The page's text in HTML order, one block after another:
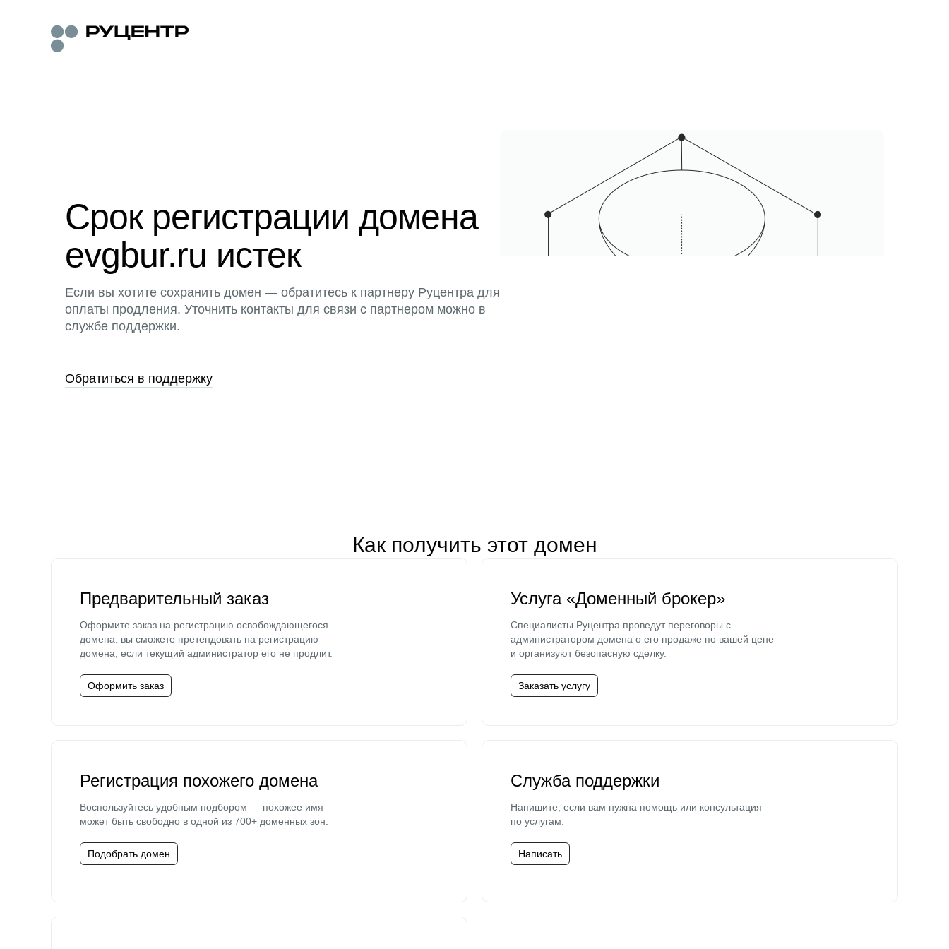
Срок регистрации домена
evgbur.ru истек
Если вы хотите сохранить домен — обратитесь к партнеру Руцентра для
оплаты продления. Уточнить контакты для связи с партнером можно в
службе поддержки.
Обратиться в поддержку
Как получить этот домен
Предварительный заказ
Оформите заказ на регистрацию освобождающегося
домена: вы сможете претендовать на регистрацию
домена, если текущий администратор его не продлит.
Оформить заказ
Услуга «Доменный брокер»
Специалисты Руцентра проведут переговоры с
администратором домена о его продаже по вашей цене
и организуют безопасную сделку.
Заказать услугу
Регистрация похожего домена
Воспользуйтесь удобным подбором — похожее имя
может быть свободно в одной из 700+ доменных зон.
Подобрать домен
Служба поддержки
Напишите, если вам нужна помощь или консультация
по услугам.
Написать